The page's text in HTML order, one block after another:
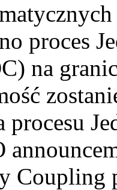
proces
na
Coupling